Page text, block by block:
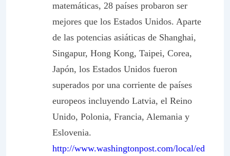
matemáticas, 28 países probaron ser
mejores que los Estados Unidos. Aparte
de las potencias asiáticas de Shanghai,
Singapur, Hong Kong, Taipei, Corea,
Japón, los Estados Unidos fueron
superados por una corriente de países
europeos incluyendo Latvia, el Reino
Unido, Polonia, Francia, Alemania y
Eslovenia.
http://www.washingtonpost.com/local/ed